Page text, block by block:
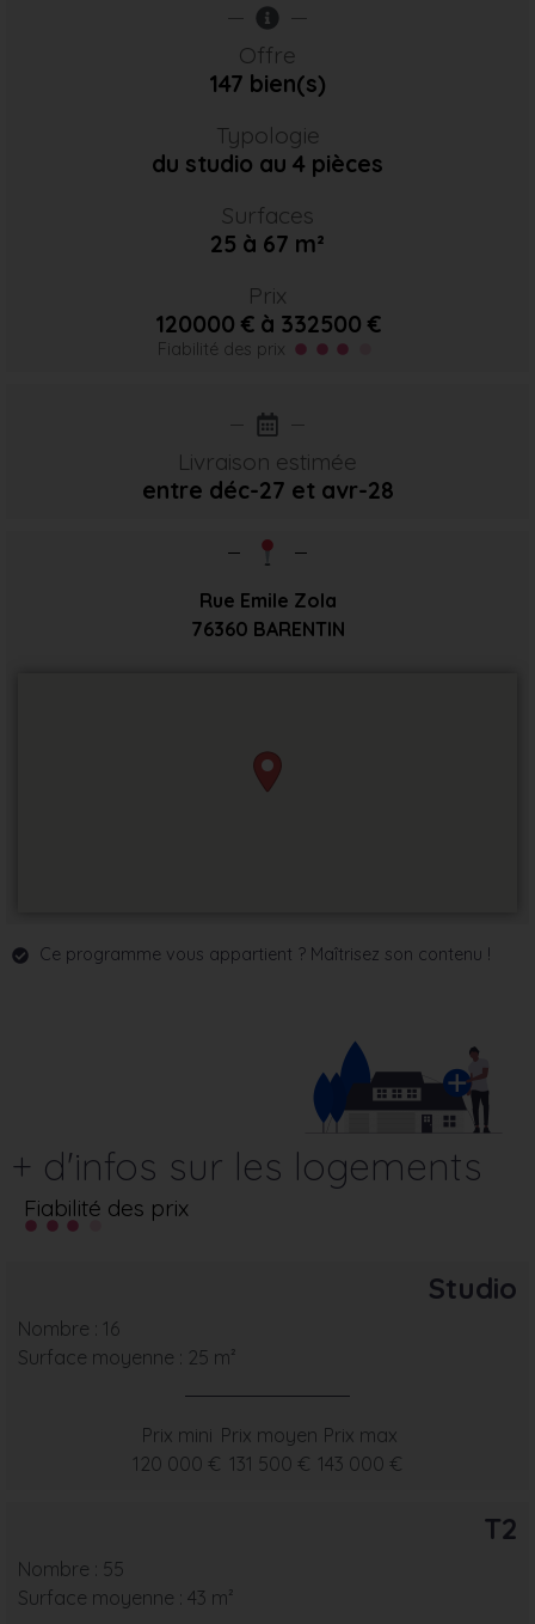
Offre
147 bien(s)
Typologie
du studio au 4 pièces
Surfaces
25 à 67 m²
Prix
120000 € à 332500 €
Fiabilité des prix
Livraison estimée
entre déc-27 et avr-28
Rue Emile Zola
76360 BARENTIN
Ce programme vous appartient ? Maîtrisez son contenu !
+ d'infos sur les logements
Fiabilité des prix
Studio
Nombre : 16
Surface moyenne : 25 m²
Prix mini
120 000 €
Prix moyen
131 500 €
Prix max
143 000 €
T2
Nombre : 55
Surface moyenne : 43 m²